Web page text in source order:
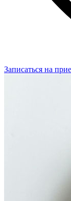
Записаться на